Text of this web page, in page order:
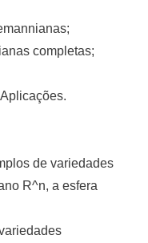
completas;
de variedades
R^n, a esfera